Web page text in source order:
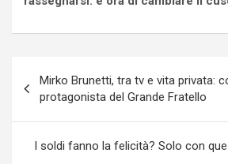
articoli
Mirko Brunetti, tra tv e vita privata:
protagonista del Grande Fratello
I soldi fanno la felicità? Solo con